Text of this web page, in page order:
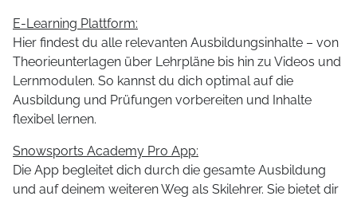
E-Learning Plattform:
Hier findest du alle relevanten Ausbildungsinhalte – von
Theorieunterlagen über Lehrpläne bis hin zu Videos und
Lernmodulen. So kannst du dich optimal auf die
Ausbildung und Prüfungen vorbereiten und Inhalte
flexibel lernen.
Snowsports Academy Pro App:
Die App begleitet dich durch die gesamte Ausbildung
und auf deinem weiteren Weg als Skilehrer. Sie bietet dir